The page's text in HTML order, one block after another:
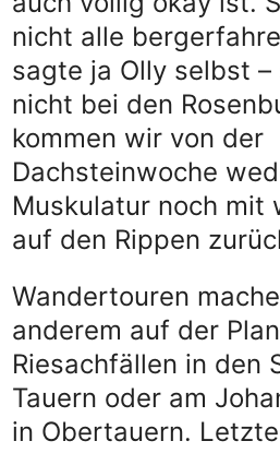
nicht alle
sagte ja Olly selbst
nicht bei den
kommen wir von der
Dachsteinwoche
Muskulatur noch mit
auf den Rippen
Wandertouren
anderem auf der
Riesachfällen in den
Tauern oder am
in Obertauern.